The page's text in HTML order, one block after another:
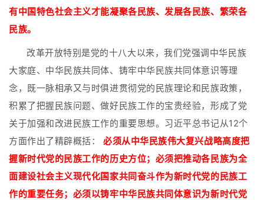
有中国特色社会主义才能凝聚各民族、发展各民族、繁荣各
民族。
改革开放特别是党的十八大以来，我们党强调中华民族
大家庭、中华民族共同体、铸牢中华民族共同体意识等理
念，既一脉相承又与时俱进贯彻党的民族理论和民族政策，
积累了把握民族问题、做好民族工作的宝贵经验，形成了党
关于加强和改进民族工作的重要思想。习近平总书记从12个
方面作出了精辟概括： 必须从中华民族伟大复兴战略高度把
握新时代党的民族工作的历史方位；必须把推动各民族为全
面建设社会主义现代化国家共同奋斗作为新时代党的民族工
作的重要任务；必须以铸牢中华民族共同体意识为新时代党